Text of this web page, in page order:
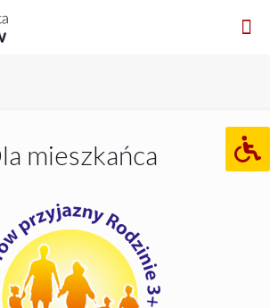
mieszkańca